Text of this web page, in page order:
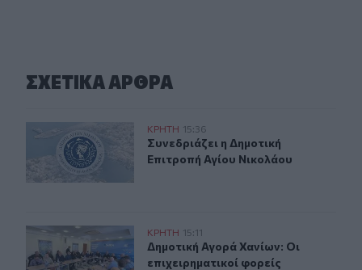
ΣΧΕΤΙΚA AΡΘΡΑ
Συνεδριάζει η Δημοτική Επιτροπή Αγίου Νικολάου
ΚΡΗΤΗ 15:36
Συνεδριάζει η Δημοτική Επιτροπή
Συνεδριάζει η Δημοτική
Επιτροπή Αγίου Νικολάου
Δημοτική Αγορά Χανίων: Οι επιχειρηματικοί φορείς
ΚΡΗΤΗ 15:11
Δημοτική Αγορά Χανίων: Οι
Δημοτική Αγορά Χανίων: Οι
επιχειρηματικοί φορείς